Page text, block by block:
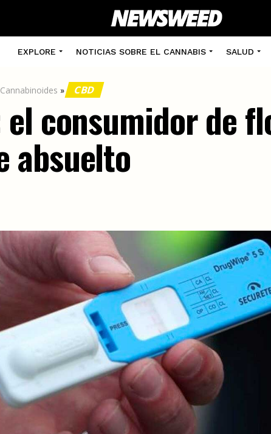
EXPLORE NOTICIAS SOBRE EL CANNABIS SALUD
Cannabinoides » CBD
consumidor de
absuelto